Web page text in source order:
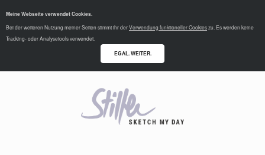
Meine Webseite verwendet Cookies.
Bei der weiteren Nutzung meiner Seiten stimmt ihr derVerwendung funktioneller Cookieszu. Es werden keine
Tracking- oder Analysetools verwendet.
EGAL. WEITER.